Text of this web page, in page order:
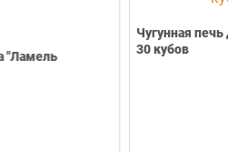
"Ламель
Чугунная
30 кубов